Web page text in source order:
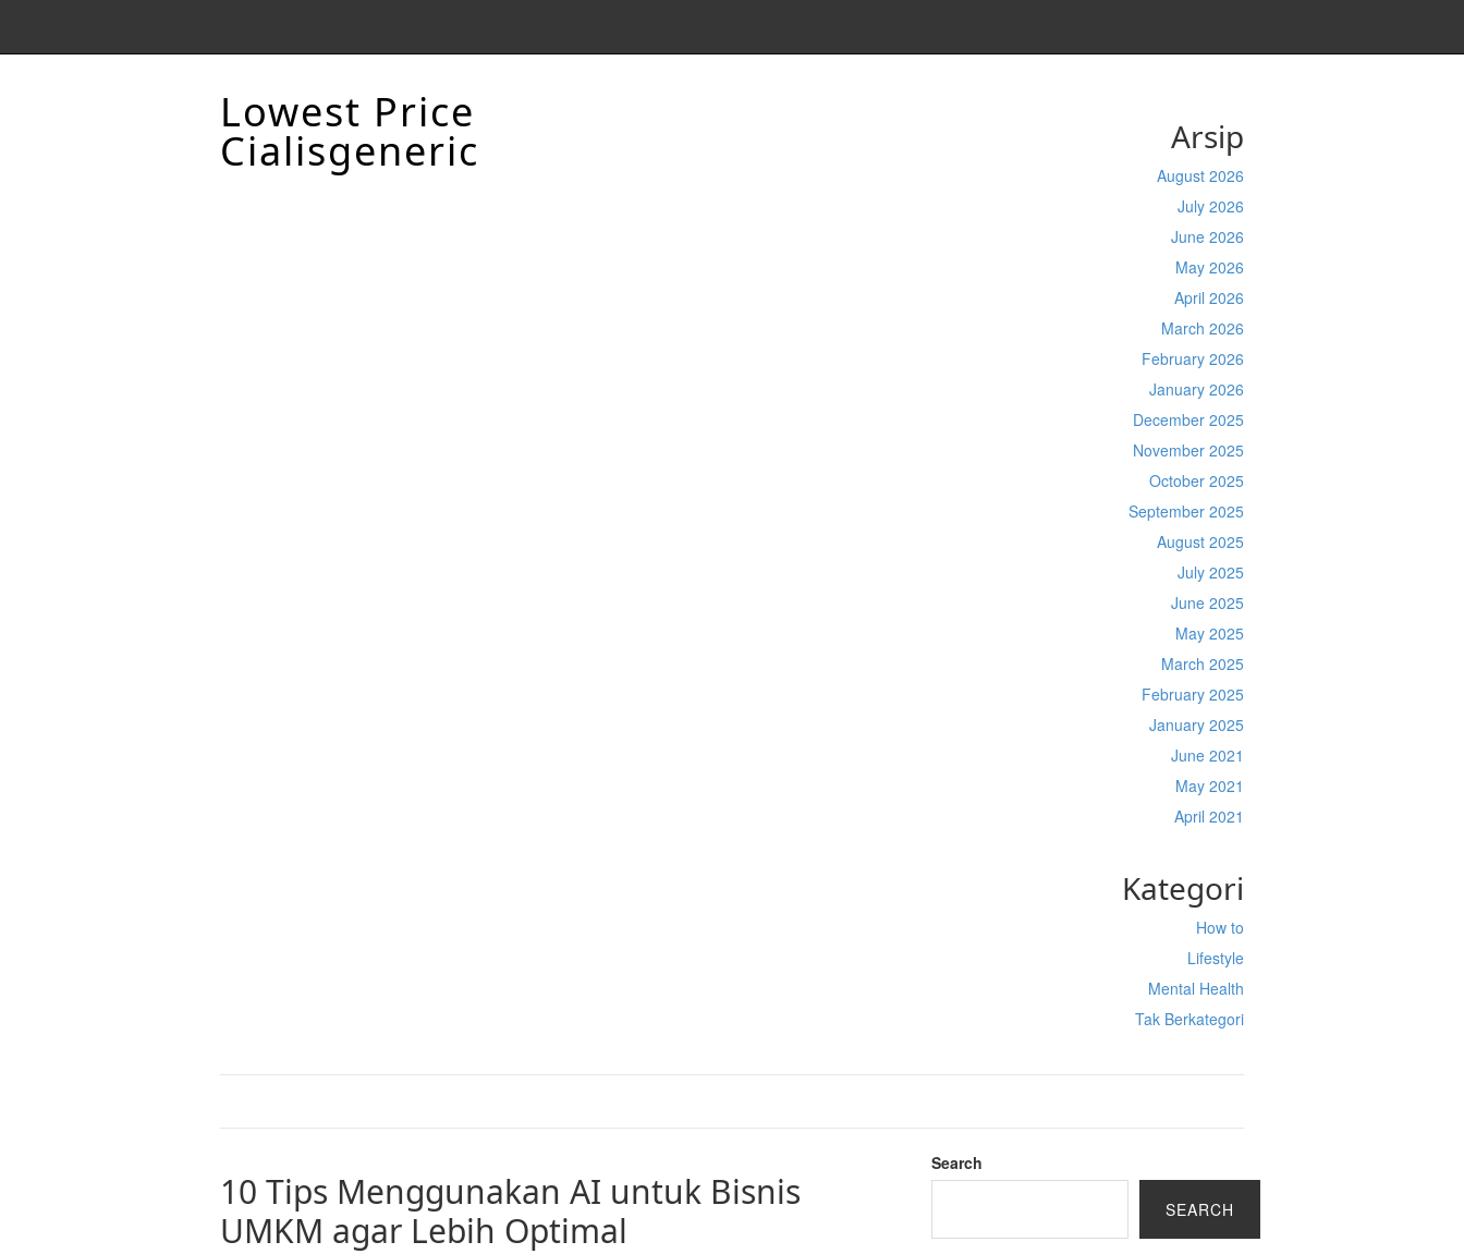
Lowest Price
Cialisgeneric Arsip
August 2026
July 2026
June 2026
May 2026
April 2026
March 2026
February 2026
January 2026
December 2025
November 2025
October 2025
September 2025
August 2025
July 2025
June 2025
May 2025
March 2025
February 2025
January 2025
June 2021
May 2021
April 2021
Kategori
How to
Lifestyle
Mental Health
Tak Berkategori
10 Tips Menggunakan AI untuk Bisnis
UMKM agar Lebih Optimal
Search
SEARCH